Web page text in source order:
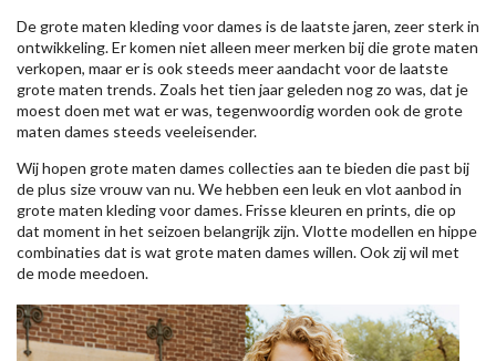
De grote maten kleding voor dames is de laatste jaren, zeer sterk in
ontwikkeling. Er komen niet alleen meer merken bij die grote maten
verkopen, maar er is ook steeds meer aandacht voor de laatste
grote maten trends. Zoals het tien jaar geleden nog zo was, dat je
moest doen met wat er was, tegenwoordig worden ook de grote
maten dames steeds veeleisender.
Wij hopen grote maten dames collecties aan te bieden die past bij
de plus size vrouw van nu. We hebben een leuk en vlot aanbod in
grote maten kleding voor dames. Frisse kleuren en prints, die op
dat moment in het seizoen belangrijk zijn. Vlotte modellen en hippe
combinaties dat is wat grote maten dames willen. Ook zij wil met
de mode meedoen.